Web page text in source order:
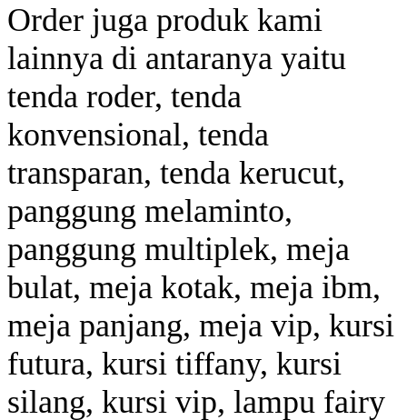
Order juga produk kami
lainnya di antaranya yaitu
tenda roder, tenda
konvensional, tenda
transparan, tenda kerucut,
panggung melaminto,
panggung multiplek, meja
bulat, meja kotak, meja ibm,
meja panjang, meja vip, kursi
futura, kursi tiffany, kursi
silang, kursi vip, lampu fairy